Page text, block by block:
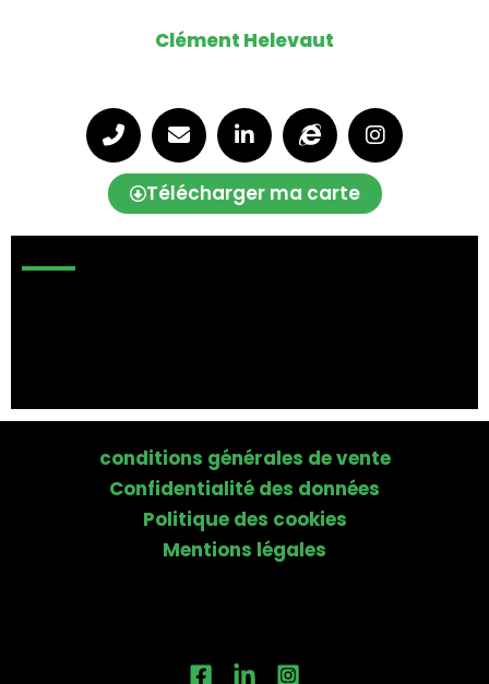
Clément Helevaut
Télécharger ma carte
conditions générales de vente
Confidentialité des données
Politique des cookies
Mentions légales